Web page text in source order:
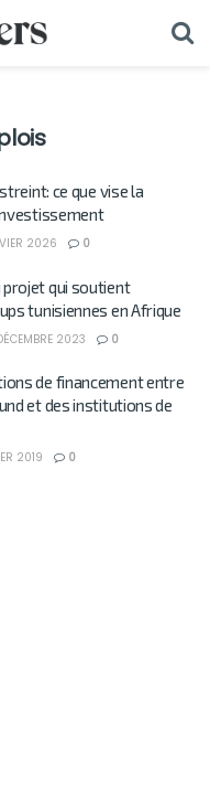
ce que vise la
2026 0
projet qui soutient
tunisiennes en Afrique
2023 0
de financement entre
et des institutions de
2019 0